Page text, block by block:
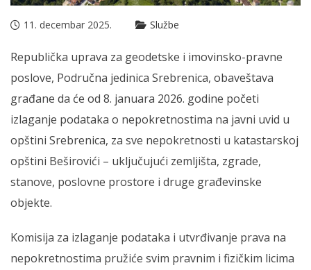
11. decembar 2025. Službe
Republička uprava za geodetske i imovinsko-pravne
poslove, Područna jedinica Srebrenica, obaveštava
građane da će od 8. januara 2026. godine početi
izlaganje podataka o nepokretnostima na javni uvid u
opštini Srebrenica, za sve nepokretnosti u katastarskoj
opštini Beširovići – uključujući zemljišta, zgrade,
stanove, poslovne prostore i druge građevinske
objekte.
Komisija za izlaganje podataka i utvrđivanje prava na
nepokretnostima pružiće svim pravnim i fizičkim licima